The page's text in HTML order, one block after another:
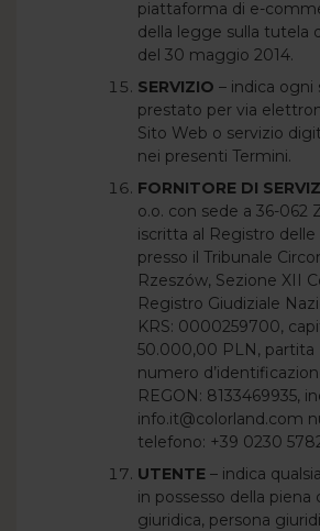
piattaforma di e-
della legge sulla tutela
del 30 maggio 2014.
SERVIZIO – indica ogni
prestato per via
Sito Web o servizio
nei presenti Termini.
FORNITORE DI
o.o. con sede a 36-062
iscritta al Registro
presso il Tribunale
Rzeszów, Sezione XII
Registro Giudiziale
KRS: 0000259700,
50.000,00 PLN, partita
numero
REGON: 8133469935,
info.it@colorland.com
telefono: +39 0230
UTENTE – indica
in possesso della piena
giuridica, persona